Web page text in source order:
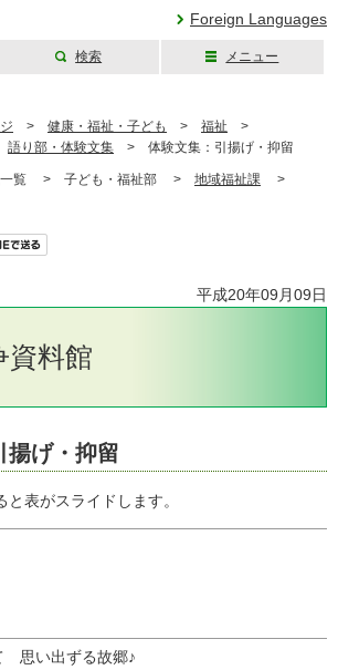
Foreign Languages
検索 メニュー
> 健康・福祉・子ども > 福祉 >
語り部・体験文集 > 体験文集：引揚げ・抑留
一覧 > 子ども・福祉部 > 地域福祉課 >
平成20年09月09日
資料館
揚げ・抑留
表がスライドします。
思い出ずる故郷♪